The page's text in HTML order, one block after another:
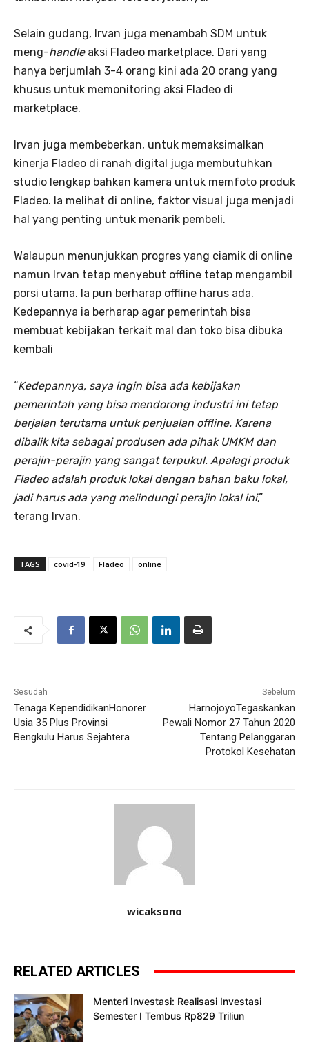
Selain gudang, Irvan juga menambah SDM untuk
meng-handleaksi Fladeo marketplace. Dari yang
hanya berjumlah 3-4 orang kini ada 20 orang yang
khusus untuk memonitoring aksi Fladeo di
marketplace.
Irvan juga membeberkan, untuk memaksimalkan
kinerja Fladeo di ranah digital juga membutuhkan
studio lengkap bahkan kamera untuk memfoto produk
Fladeo. Ia melihat di online, faktor visual juga menjadi
hal yang penting untuk menarik pembeli.
Walaupun menunjukkan progres yang ciamik di online
namun Irvan tetap menyebut offline tetap mengambil
porsi utama. Ia pun berharap offline harus ada.
Kedepannya ia berharap agar pemerintah bisa
membuat kebijakan terkait mal dan toko bisa dibuka
kembali
“Kedepannya, saya ingin bisa ada kebijakan
pemerintah yang bisa mendorong industri ini tetap
berjalan terutama untuk penjualan offline. Karena
dibalik kita sebagai produsen ada pihak UMKM dan
perajin-perajin yang sangat terpukul. Apalagi produk
Fladeo adalah produk lokal dengan bahan baku lokal,
jadi harus ada yang melindungi perajin lokal ini,”
terang Irvan.
TAGS covid-19 Fladeo online
Sesudah
Tenaga KependidikanHonorer
Usia 35 Plus Provinsi
Bengkulu Harus Sejahtera
Sebelum
HarnojoyoTegaskankan
Pewali Nomor 27 Tahun 2020
Tentang Pelanggaran
Protokol Kesehatan
wicaksono
RELATED ARTICLES
Menteri Investasi: Realisasi Investasi
Semester I Tembus Rp829 Triliun